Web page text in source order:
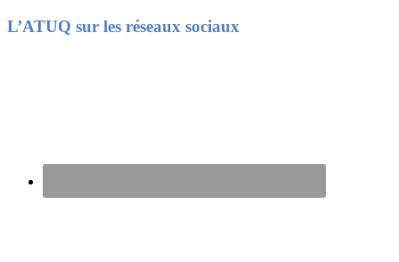
Footer
L’ATUQ sur les réseaux sociaux